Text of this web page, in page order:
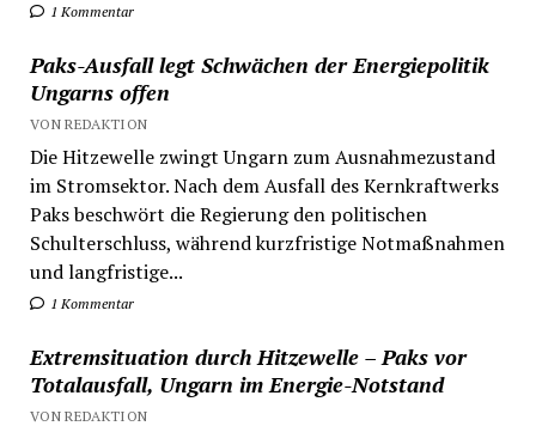
1 Kommentar
Paks-Ausfall legt Schwächen der Energiepolitik
Ungarns offen
VON REDAKTION
Die Hitzewelle zwingt Ungarn zum Ausnahmezustand
im Stromsektor. Nach dem Ausfall des Kernkraftwerks
Paks beschwört die Regierung den politischen
Schulterschluss, während kurzfristige Notmaßnahmen
und langfristige...
1 Kommentar
Extremsituation durch Hitzewelle – Paks vor
Totalausfall, Ungarn im Energie-Notstand
VON REDAKTION